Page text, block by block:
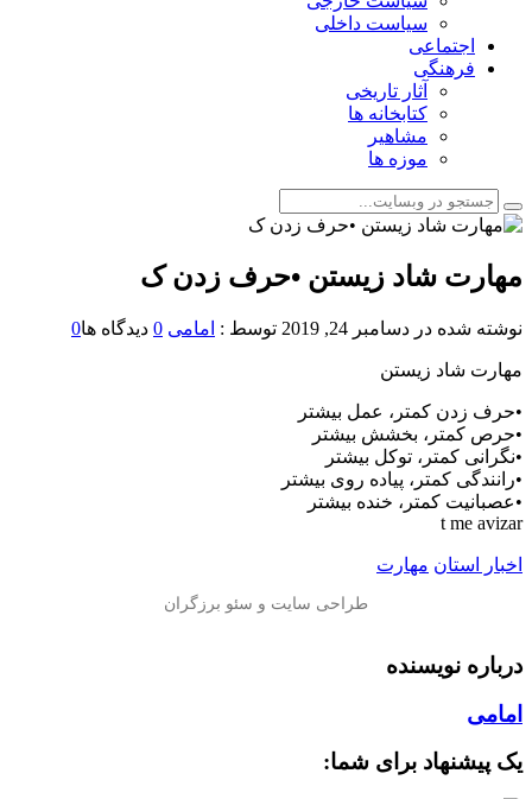
سیاست داخلی
اجتماعی
فرهنگی
آثار تاریخی
کتابخانه ها
مشاهیر
موزه ها
مهارت شاد زیستن •حرف زدن ک
نوشته شده در دسامبر 24, 2019 توسط : امامی 0 دیدگاه ها0
مهارت شاد زیستن
•حرف زدن کمتر، عمل بیشتر
•حرص کمتر، بخشش بیشتر
•نگرانی کمتر، توکل بیشتر
•رانندگی کمتر، پیاده روی بیشتر
•عصبانیت کمتر، خنده بیشتر
t me avizar
اخبار استان مهارت
درباره نویسنده
امامی
یک پیشنهاد برای شما: